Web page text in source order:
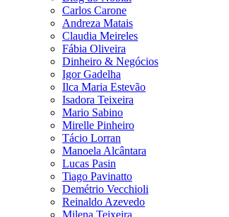
Carlos Carone
Andreza Matais
Claudia Meireles
Fábia Oliveira
Dinheiro & Negócios
Igor Gadelha
Ilca Maria Estevão
Isadora Teixeira
Mario Sabino
Mirelle Pinheiro
Tácio Lorran
Manoela Alcântara
Lucas Pasin
Tiago Pavinatto
Demétrio Vecchioli
Reinaldo Azevedo